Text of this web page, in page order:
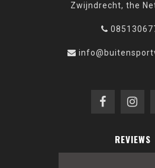
Zwijndrecht, the
REVIEWS